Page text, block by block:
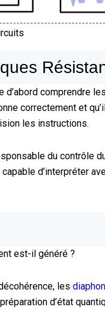
comprendre
correctement et
les instructions.
du contrôle
d’interpréter
est-il généré ?
les
d’état